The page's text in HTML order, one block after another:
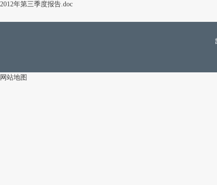
2012年第三季度报告.doc
网站地图